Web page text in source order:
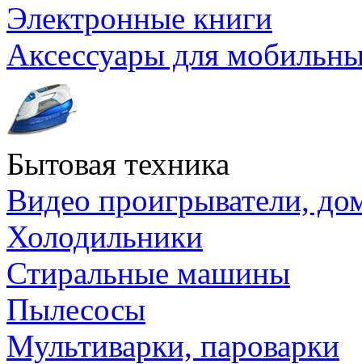
Электронные книги
Аксессуары для
Бытовая техника
Видео проигрыватели,
Холодильники
Стиральные машины
Пылесосы
Мультиварки, пароварки